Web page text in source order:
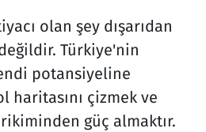
olan şey dışarıdan
Türkiye'nin
potansiyeline
haritasını çizmek ve
güç almaktır.